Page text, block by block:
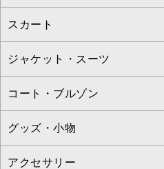
ブラウス・シャツ
ニット・セーター
カーディガン
アンサンブルセット
ベスト・ジレ
ワンピース
ドレス
チュニック
ジャンパースカート
その他のワンピース・ドレス
すべてのパンツ
フルレングスパンツ
クロップド・半端丈パンツ
ガウチョ・ワイドパンツ
ハーフ・ショート丈パンツ
スカート
すべてのスカート
ロング・マキシ丈スカート
ひざ丈スカート
ミモレ丈スカート
ジャケット・スーツ
すべてのジャケット・スーツ
テーラードジャケット
ノーカラージャケット
コート・ブルゾン
すべてのコート・ブルゾン
トレンチコート
グッズ・小物
すべてのグッズ・小物
アクセサリー